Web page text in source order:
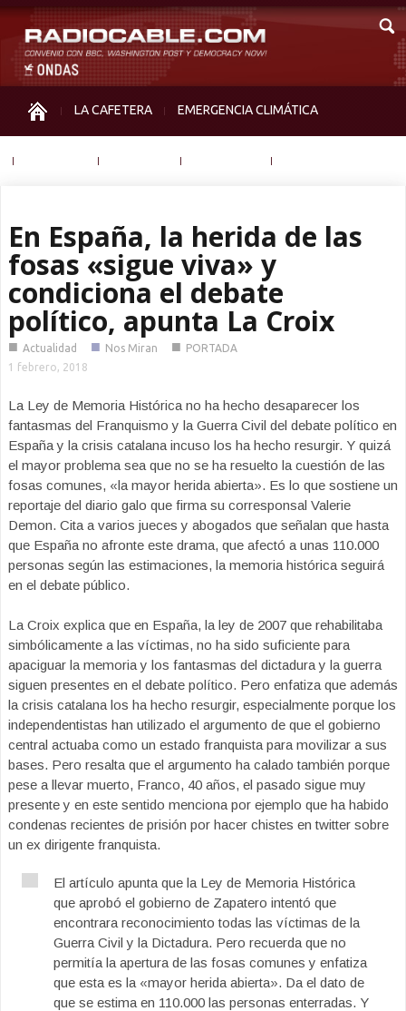
LA CAFETERA EMERGENCIA CLIMÁTICA
En España, la herida de las
fosas «sigue viva» y
condiciona el debate
político, apunta La Croix
■ Actualidad ■ Nos Miran ■ PORTADA
1 febrero, 2018
La Ley de Memoria Histórica no ha hecho desaparecer los
fantasmas del Franquismo y la Guerra Civil del debate político en
España y la crisis catalana incuso los ha hecho resurgir. Y quizá
el mayor problema sea que no se ha resuelto la cuestión de las
fosas comunes, «la mayor herida abierta». Es lo que sostiene un
reportaje del diario galo que firma su corresponsal Valerie
Demon. Cita a varios jueces y abogados que señalan que hasta
que España no afronte este drama, que afectó a unas 110.000
personas según las estimaciones, la memoria histórica seguirá
en el debate público.
La Croix explica que en España, la ley de 2007 que rehabilitaba
simbólicamente a las víctimas, no ha sido suficiente para
apaciguar la memoria y los fantasmas del dictadura y la guerra
siguen presentes en el debate político. Pero enfatiza que además
la crisis catalana los ha hecho resurgir, especialmente porque los
independentistas han utilizado el argumento de que el gobierno
central actuaba como un estado franquista para movilizar a sus
bases. Pero resalta que el argumento ha calado también porque
pese a llevar muerto, Franco, 40 años, el pasado sigue muy
presente y en este sentido menciona por ejemplo que ha habido
condenas recientes de prisión por hacer chistes en twitter sobre
un ex dirigente franquista.
El artículo apunta que la Ley de Memoria Histórica
que aprobó el gobierno de Zapatero intentó que
encontrara reconocimiento todas las víctimas de la
Guerra Civil y la Dictadura. Pero recuerda que no
permitía la apertura de las fosas comunes y enfatiza
que esta es la «mayor herida abierta». Da el dato de
que se estima en 110.000 las personas enterradas. Y